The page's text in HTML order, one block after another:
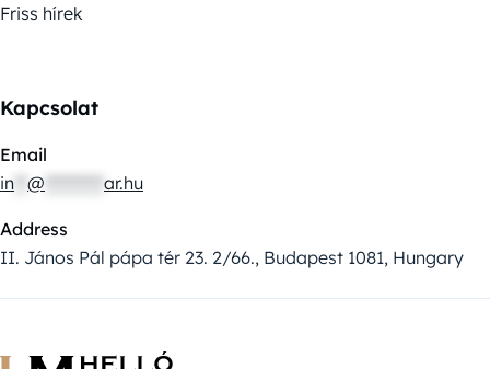
Friss hírek
Kapcsolat
Email
in @ ar.hu
Address
II. János Pál pápa tér 23. 2/66., Budapest 1081, Hungary